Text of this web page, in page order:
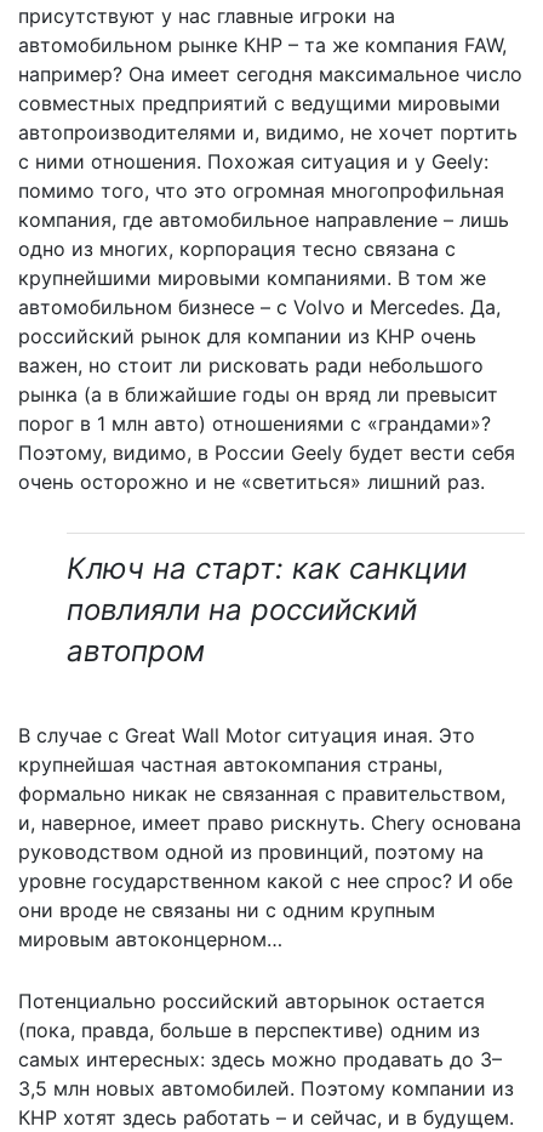
присутствуют у нас главные игроки на
автомобильном рынке КНР – та же компания FAW,
например? Она имеет сегодня максимальное число
совместных предприятий с ведущими мировыми
автопроизводителями и, видимо, не хочет портить
с ними отношения. Похожая ситуация и у Geely:
помимо того, что это огромная многопрофильная
компания, где автомобильное направление – лишь
одно из многих, корпорация тесно связана с
крупнейшими мировыми компаниями. В том же
автомобильном бизнесе – с Volvo и Mercedes. Да,
российский рынок для компании из КНР очень
важен, но стоит ли рисковать ради небольшого
рынка (а в ближайшие годы он вряд ли превысит
порог в 1 млн авто) отношениями с «грандами»?
Поэтому, видимо, в России Geely будет вести себя
очень осторожно и не «светиться» лишний раз.
Ключ на старт: как санкции
повлияли на российский
автопром
В случае с Great Wall Motor ситуация иная. Это
крупнейшая частная автокомпания страны,
формально никак не связанная с правительством,
и, наверное, имеет право рискнуть. Chery основана
руководством одной из провинций, поэтому на
уровне государственном какой с нее спрос? И обе
они вроде не связаны ни с одним крупным
мировым автоконцерном…
Потенциально российский авторынок остается
(пока, правда, больше в перспективе) одним из
самых интересных: здесь можно продавать до 3–
3,5 млн новых автомобилей. Поэтому компании из
КНР хотят здесь работать – и сейчас, и в будущем.